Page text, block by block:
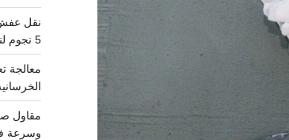
5 نجوم لنقل عفش من الرياض للقصيم
معالجة
وسرعة